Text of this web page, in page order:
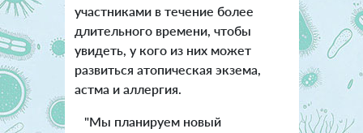
участниками в течение более
длительного времени, чтобы
увидеть, у кого из них может
развиться атопическая экзема,
астма и аллергия.
"Мы планируем новый